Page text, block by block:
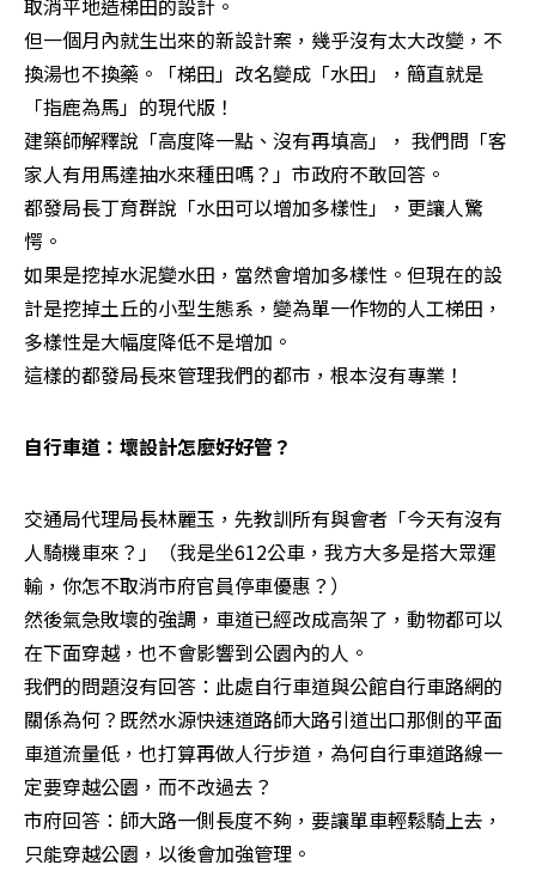
取消平地造梯田的設計。
但一個月內就生出來的新設計案，幾乎沒有太大改變，不
換湯也不換藥。「梯田」改名變成「水田」，簡直就是
「指鹿為馬」的現代版！
建築師解釋說「高度降一點、沒有再填高」， 我們問「客
家人有用馬達抽水來種田嗎？」市政府不敢回答。
都發局長丁育群說「水田可以增加多樣性」，更讓人驚
愕。
如果是挖掉水泥變水田，當然會增加多樣性。但現在的設
計是挖掉土丘的小型生態系，變為單一作物的人工梯田，
多樣性是大幅度降低不是增加。
這樣的都發局長來管理我們的都市，根本沒有專業！
自行車道：壞設計怎麼好好管？
交通局代理局長林麗玉，先教訓所有與會者「今天有沒有
人騎機車來？」（我是坐612公車，我方大多是搭大眾運
輸，你怎不取消市府官員停車優惠？）
然後氣急敗壞的強調，車道已經改成高架了，動物都可以
在下面穿越，也不會影響到公園內的人。
我們的問題沒有回答：此處自行車道與公館自行車路網的
關係為何？既然水源快速道路師大路引道出口那側的平面
車道流量低，也打算再做人行步道，為何自行車道路線一
定要穿越公園，而不改過去？
市府回答：師大路一側長度不夠，要讓單車輕鬆騎上去，
只能穿越公園，以後會加強管理。